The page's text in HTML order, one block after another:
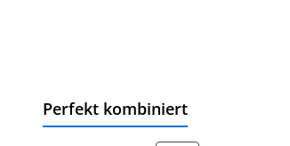
Perfekt kombiniert